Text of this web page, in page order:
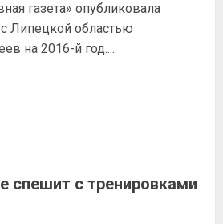
газета» опубликовала
Липецкой областью
на 2016-й год....
спешит с тренировками